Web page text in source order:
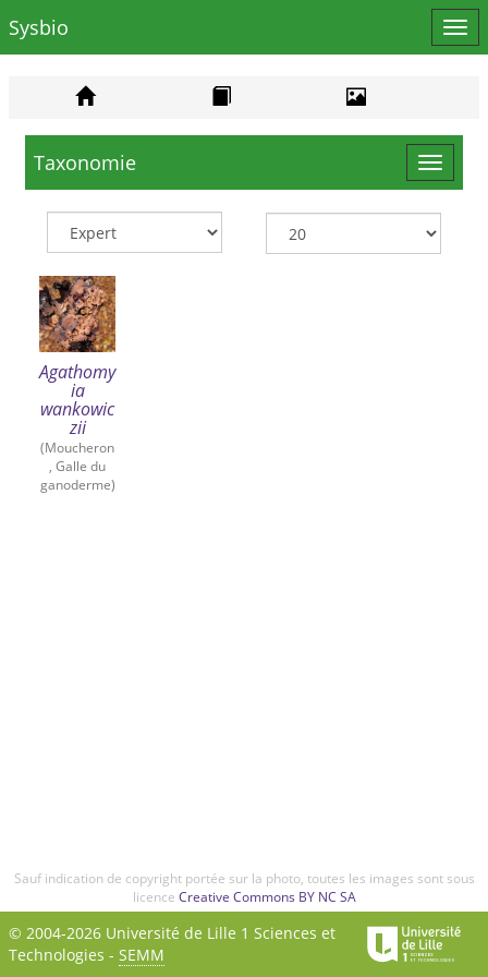
le
Sysbio
Toggle
Taxonomie
Agathomy
ia
wankowic
zii
(Moucheron
, Galle du
ganoderme)
Sauf indication de copyright portée sur la photo, toutes les images sont sous
licence Creative Commons BY NC SA
© 2004-2026 Université de Lille 1 Sciences et
Technologies - SEMM